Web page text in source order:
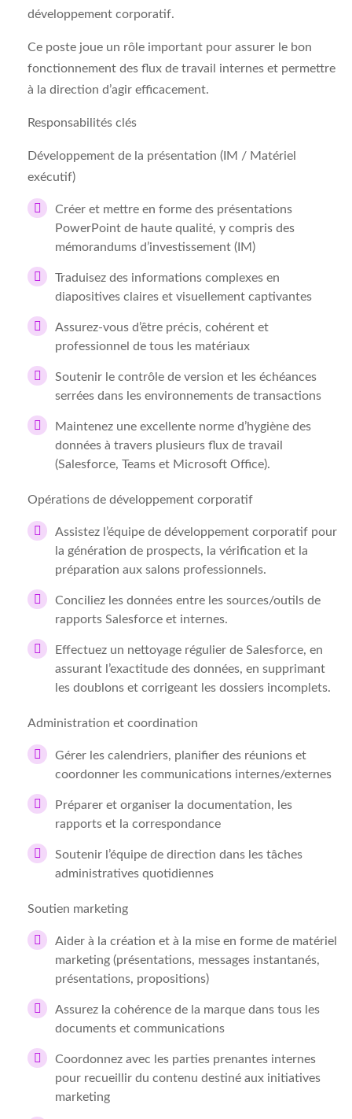
développement corporatif.
Ce poste joue un rôle important pour assurer le bon
fonctionnement des flux de travail internes et permettre
à la direction d’agir efficacement.
Responsabilités clés
Développement de la présentation (IM / Matériel
exécutif)
Créer et mettre en forme des présentations
PowerPoint de haute qualité, y compris des
mémorandums d’investissement (IM)
Traduisez des informations complexes en
diapositives claires et visuellement captivantes
Assurez-vous d’être précis, cohérent et
professionnel de tous les matériaux
Soutenir le contrôle de version et les échéances
serrées dans les environnements de transactions
Maintenez une excellente norme d’hygiène des
données à travers plusieurs flux de travail
(Salesforce, Teams et Microsoft Office).
Opérations de développement corporatif
Assistez l’équipe de développement corporatif pour
la génération de prospects, la vérification et la
préparation aux salons professionnels.
Conciliez les données entre les sources/outils de
rapports Salesforce et internes.
Effectuez un nettoyage régulier de Salesforce, en
assurant l’exactitude des données, en supprimant
les doublons et corrigeant les dossiers incomplets.
Administration et coordination
Gérer les calendriers, planifier des réunions et
coordonner les communications internes/externes
Préparer et organiser la documentation, les
rapports et la correspondance
Soutenir l’équipe de direction dans les tâches
administratives quotidiennes
Soutien marketing
Aider à la création et à la mise en forme de matériel
marketing (présentations, messages instantanés,
présentations, propositions)
Assurez la cohérence de la marque dans tous les
documents et communications
Coordonnez avec les parties prenantes internes
pour recueillir du contenu destiné aux initiatives
marketing